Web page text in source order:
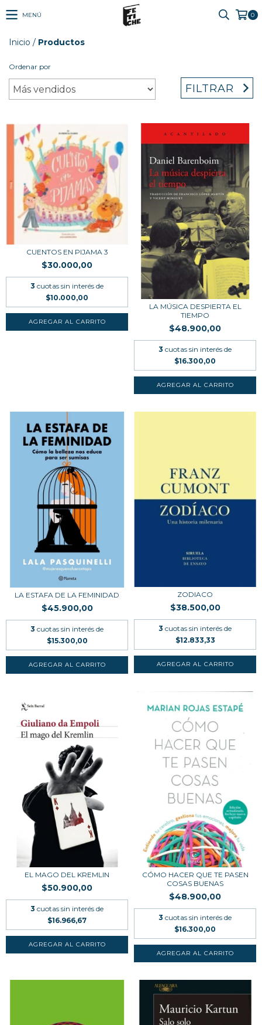
MENÚ 0
Inicio / Productos
Ordenar por
FILTRAR
CUENTOS EN PIJAMA 3
$30.000,00
3 cuotas sin interés de
$10.000,00
LA MÚSICA DESPIERTA EL
TIEMPO
$48.900,00
3 cuotas sin interés de
$16.300,00
LA ESTAFA DE LA FEMINIDAD
$45.900,00
3 cuotas sin interés de
$15.300,00
ZODIACO
$38.500,00
3 cuotas sin interés de
$12.833,33
EL MAGO DEL KREMLIN
$50.900,00
3 cuotas sin interés de
$16.966,67
CÓMO HACER QUE TE PASEN
COSAS BUENAS
$48.900,00
3 cuotas sin interés de
$16.300,00